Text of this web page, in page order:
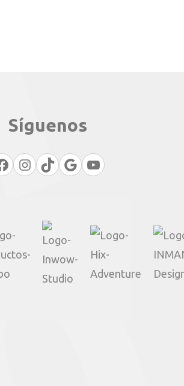
Síguenos
Facebook
Instagram
TikTok
GoogleYouTube